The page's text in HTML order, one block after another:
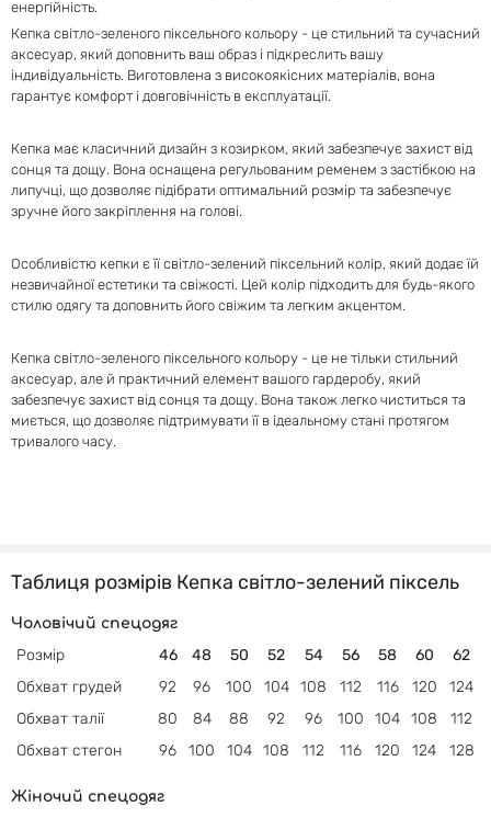
енергійність.
Кепка світло-зеленого піксельного кольору - це стильний та сучасний
аксесуар, який доповнить ваш образ і підкреслить вашу
індивідуальність. Виготовлена з високоякісних матеріалів, вона
гарантує комфорт і довговічність в експлуатації.
Кепка має класичний дизайн з козирком, який забезпечує захист від
сонця та дощу. Вона оснащена регульованим ременем з застібкою на
липучці, що дозволяє підібрати оптимальний розмір та забезпечує
зручне його закріплення на голові.
Особливістю кепки є її світло-зелений піксельний колір, який додає їй
незвичайної естетики та свіжості. Цей колір підходить для будь-якого
стилю одягу та доповнить його свіжим та легким акцентом.
Кепка світло-зеленого піксельного кольору - це не тільки стильний
аксесуар, але й практичний елемент вашого гардеробу, який
забезпечує захист від сонця та дощу. Вона також легко чиститься та
миється, що дозволяє підтримувати її в ідеальному стані протягом
тривалого часу.
Таблиця розмірів Кепка світло-зелений піксель
Чоловічий спецодяг
Розмір 46 48 50 52 54 56 58 60
62
Обхват грудей
92 96 100 104 108 112 116 120
124
Обхват талії
80 84 88 92 96 100 104 108
112
Обхват стегон 96 100 104 108 112 116 120 124 128
Жіночий спецодяг